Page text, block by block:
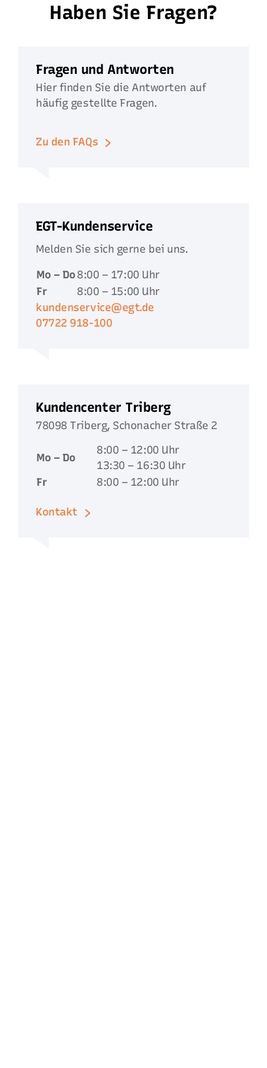
Haben Sie Fragen?
Fragen und Antworten
Hier finden Sie die Antworten auf
häufig gestellte Fragen.
Zu den FAQs
EGT-Kundenservice
Melden Sie sich gerne bei uns.
Mo – Do8:00 – 17:00 Uhr
Fr
8:00 – 15:00 Uhr
kundenservice@egt.de
07722 918-100
Kundencenter Triberg
78098 Triberg, Schonacher Straße 2
Mo – Do
8:00 – 12:00 Uhr
13:30 – 16:30 Uhr
Fr
8:00 – 12:00 Uhr
Kontakt